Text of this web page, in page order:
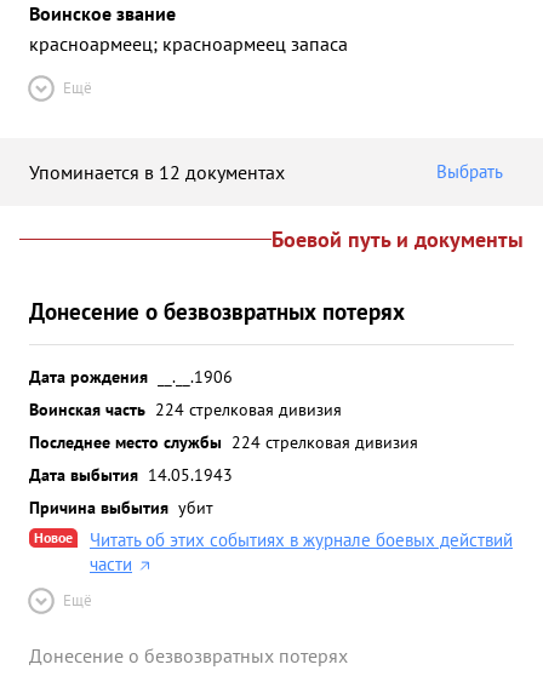
Воинское звание
красноармеец; красноармеец запаса
Ещё
Упоминается в 12 документах Выбрать
Боевой путь и документы
Донесение о безвозвратных потерях
Дата рождения
__.__.1906
Воинская часть 224 стрелковая дивизия
Последнее место службы 224 стрелковая дивизия
Дата выбытия 14.05.1943
Причина выбытия убит
Новое
Читать об этих событиях в журнале боевых действий
части
Ещё
Донесение о безвозвратных потерях